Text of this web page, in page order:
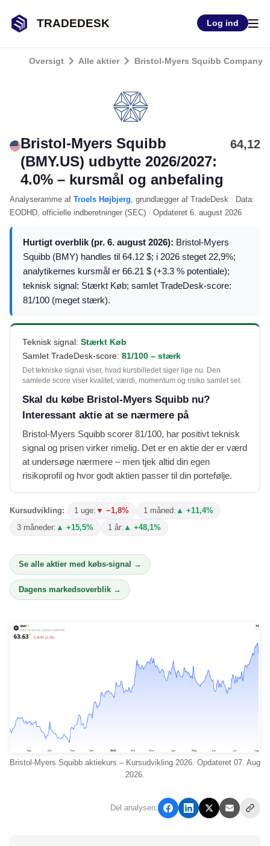
TRADEDESK Log ind
Oversigt Alle aktier Bristol-Myers Squibb Company
Bristol-Myers Squibb
(BMY.US) udbytte 2026/2027:
4.0% – kursmål og anbefaling
64,12
Analyseramme af Troels Højbjerg, grundlægger af TradeDesk · Data:
EODHD, officielle indberetninger (SEC) · Opdateret 6. august 2026
Hurtigt overblik (pr. 6. august 2026): Bristol-Myers
Squibb (BMY) handles til 64.12 $; i 2026 steget 22,9%;
analytikernes kursmål er 66.21 $ (+3.3 % potentiale);
teknisk signal: Stærkt Køb; samlet TradeDesk-score:
81/100 (meget stærk).
Teknisk signal: Stærkt Køb
Samlet TradeDesk-score: 81/100 – stærk
Det tekniske signal viser, hvad kursbilledet siger lige nu. Den
samlede score viser kvalitet, værdi, momentum og risiko samlet set.
Skal du købe Bristol-Myers Squibb nu?
Interessant aktie at se nærmere på
Bristol-Myers Squibb scorer 81/100, har positivt teknisk
signal og prisen virker rimelig. Det er en aktie der er værd
at undersøge nærmere – men tjek altid din egen
risikoprofil og hvor godt aktien passer til din portefølje.
Kursudvikling: 1 uge: ▼ −1,8% 1 måned: ▲ +11,4%
3 måneder: ▲ +15,5% 1 år: ▲ +48,1%
Se alle aktier med købs-signal →
Dagens markedsoverblik →
Bristol-Myers Squibb aktiekurs – Kursudvikling 2026. Opdateret 07. Aug
2026.
Del analysen: